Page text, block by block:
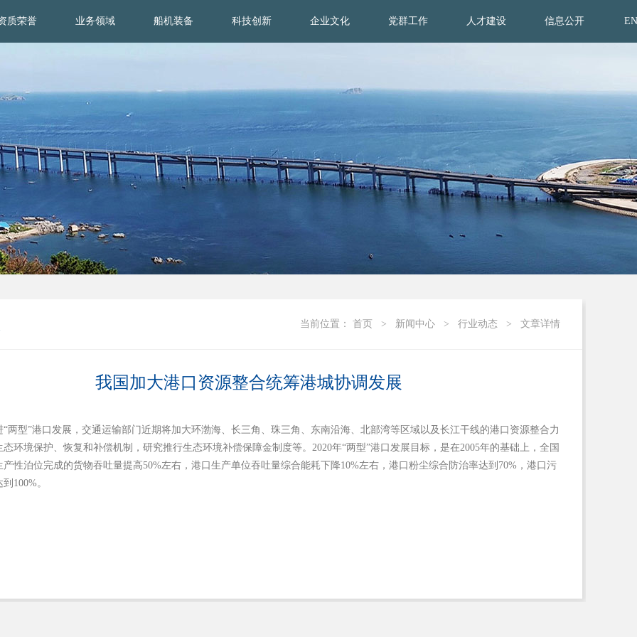
质荣誉 业务领域 船机装备 科技创新 企业文化 党群工作 人才建设 信息公开 EN
当前位置： 首页 > 新闻中心 > 行业动态 > 文章详情
我国加大港口资源整合统筹港城协调发展
“两型”港口发展，交通运输部门近期将加大环渤海、长三角、珠三角、东南沿海、北部湾等区域以及长江干线的港口资源整合力
环境保护、恢复和补偿机制，研究推行生态环境补偿保障金制度等。2020年“两型”港口发展目标，是在2005年的基础上，全国
性泊位完成的货物吞吐量提高50%左右，港口生产单位吞吐量综合能耗下降10%左右，港口粉尘综合防治率达到70%，港口污
100%。